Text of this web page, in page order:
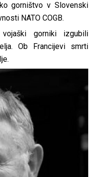
gorništvo v Slovenski
NATO COGB.
gorniki izgubili
Ob Francijevi smrti